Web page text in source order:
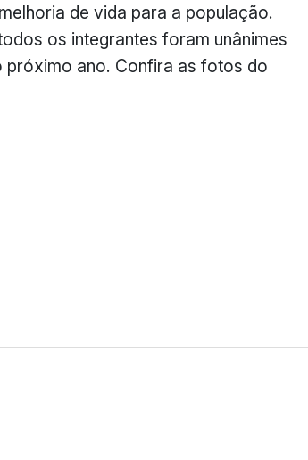
de vida para a população.
os integrantes foram unânimes
próximo ano. Confira as fotos do